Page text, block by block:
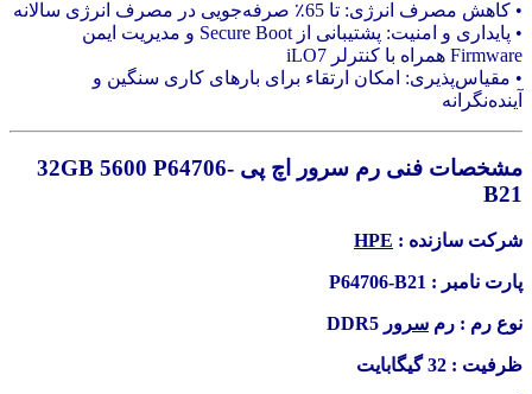
• کاهش مصرف انرژی: تا 65٪ صرفه‌جویی در مصرف انرژی سالانه
• پایداری و امنیت: پشتیبانی از Secure Boot و مدیریت ایمن
Firmware همراه با کنترلر iLO7
• مقیاس‌پذیری: امکان ارتقاء برای بارهای کاری سنگین و
آینده‌نگرانه
مشخصات فنی رم سرور اچ پی 32GB 5600 P64706-
B21
شرکت سازنده : HPE
پارت نامبر : P64706-B21
نوع رم : رم سرور DDR5
ظرفیت : 32 گیگابایت